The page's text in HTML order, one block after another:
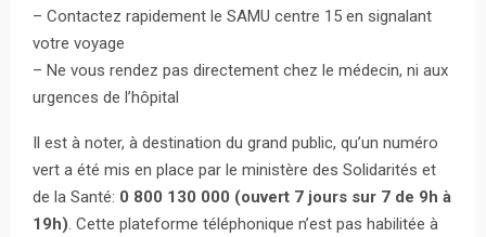
– Contactez rapidement le SAMU centre 15 en signalant
votre voyage
– Ne vous rendez pas directement chez le médecin, ni aux
urgences de l’hôpital
Il est à noter, à destination du grand public, qu’un numéro
vert a été mis en place par le ministère des Solidarités et
de la Santé: 0 800 130 000 (ouvert 7 jours sur 7 de 9h à
19h) . Cette plateforme téléphonique n’est pas habilitée à